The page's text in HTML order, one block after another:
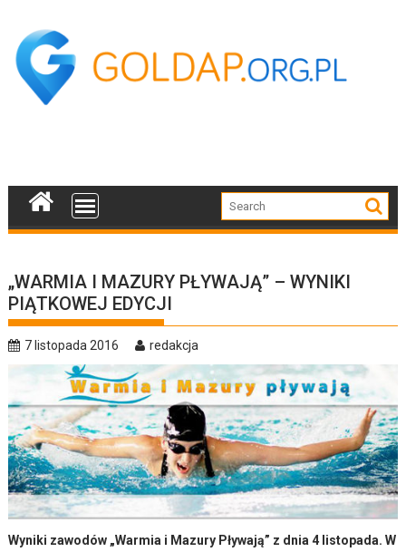
content
„WARMIA I MAZURY PŁYWAJĄ” – WYNIKI
PIĄTKOWEJ EDYCJI
7 listopada 2016 redakcja
Wyniki zawodów „Warmia i Mazury Pływają” z dnia 4 listopada. W